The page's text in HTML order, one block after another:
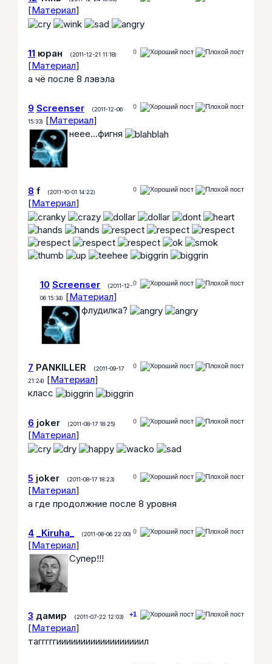
[Материал]
0
11 юран (2011-12-21 11:18)
[Материал]
а чё после 8 лэвэла
0
9 Screenser
(2011-12-06
15:33) [Материал]
неее...фигня
0
8 f (2011-10-01 14:22)
[Материал]
0
10 Screenser
(2011-12-
06 15:34) [Материал]
флудилка?
0
7 PANKILLER
(2011-09-17
21:24) [Материал]
класс
0
6 joker (2011-08-17 18:25)
[Материал]
0
5 joker (2011-08-17 18:23)
[Материал]
а где продолжние после 8 уровня
0
4 _Kiruha_ (2011-08-06 22:00)
[Материал]
Супер!!!
+1
3 дамир (2011-07-22 12:03)
[Материал]
тагггггиииииииииииииииииил